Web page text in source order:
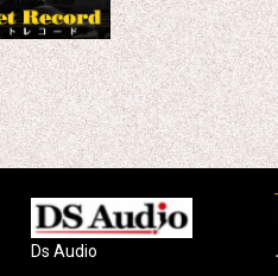
Ds Audio